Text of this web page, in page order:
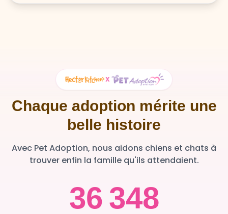
X
Chaque adoption mérite une
belle histoire
Avec Pet Adoption, nous aidons chiens et chats à
trouver enfin la famille qu'ils attendaient.
36 348